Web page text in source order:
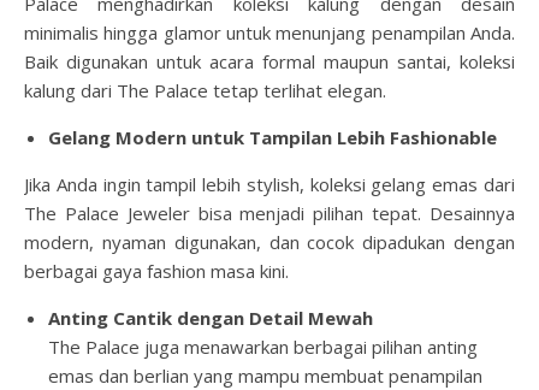
minimalis hingga glamor untuk menunjang penampilan Anda.
Baik digunakan untuk acara formal maupun santai, koleksi
kalung dari The Palace tetap terlihat elegan.
Gelang Modern untuk Tampilan Lebih Fashionable
Jika Anda ingin tampil lebih stylish, koleksi gelang emas dari
The Palace Jeweler bisa menjadi pilihan tepat. Desainnya
modern, nyaman digunakan, dan cocok dipadukan dengan
berbagai gaya fashion masa kini.
Anting Cantik dengan Detail Mewah
The Palace juga menawarkan berbagai pilihan anting
emas dan berlian yang mampu membuat penampilan